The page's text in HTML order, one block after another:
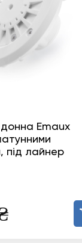
Emaux
під лайнер